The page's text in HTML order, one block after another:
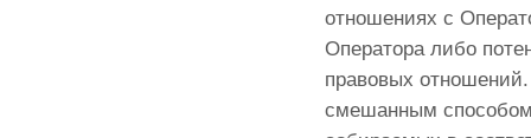
отношениях с
Оператора либо
правовых
смешанным